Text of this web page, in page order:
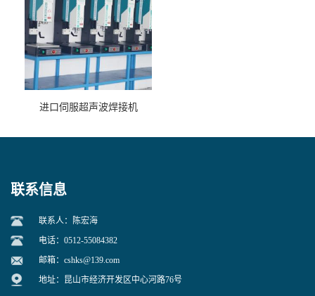
进口伺服超声波焊接机
联系信息
联系人：陈宏海
电话：0512-55084382
邮箱： cshks@139.com
地址：昆山市经济开发区中心河路76号